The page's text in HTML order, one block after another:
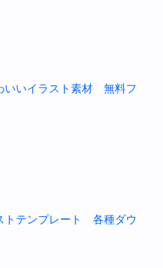
いイラスト素材 無料フ
テンプレート 各種ダウ